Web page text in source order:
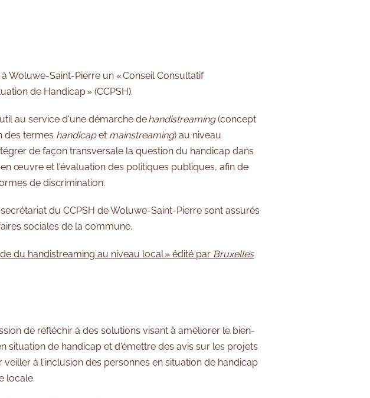
à Woluwe-Saint-Pierre un « Conseil Consultatif
de Handicap » (CCPSH).
au service d'une démarche dehandistreaming(concept
des termes handicapet mainstreaming) au niveau
de façon transversale la question du handicap dans
œuvre et l'évaluation des politiques publiques, afin de
de discrimination.
du CCPSH de Woluwe-Saint-Pierre sont assurés
sociales de la commune.
du handistreaming au niveau local » édité par Bruxelles
de réfléchir à des solutions visant à améliorer le bien-
situation de handicap et d'émettre des avis sur les projets
à l'inclusion des personnes en situation de handicap
locale.